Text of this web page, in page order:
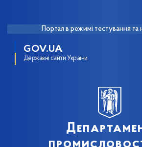
Портал в режимі тестування та
GOV.UA
Державні сайти України